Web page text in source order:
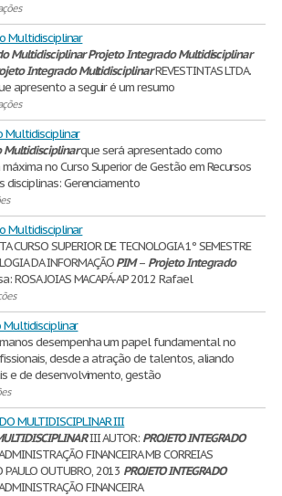
Multidisciplinar
Multidisciplinar ProjetoIntegrado Multidisciplinar
Integrado MultidisciplinarREVESTINTAS LTDA.
apresento a seguir é um resumo
Multidisciplinar
Multidisciplinarque será apresentado como
no Curso Superior de Gestão em Recursos
disciplinas: Gerenciamento
Multidisciplinar
CURSO SUPERIOR DE TECNOLOGIA 1º SEMESTRE
DA INFORMAÇÃOPIM– ProjetoIntegrado
ROSA JOIAS MACAPÁ-AP 2012 Rafael
Multidisciplinar
desempenha um papel fundamental no
desde a atração de talentos, aliando
e de desenvolvimento, gestão
MULTIDISCIPLINAR III
III AUTOR: PROJETOINTEGRADO
FINANCEIRA MB CORREIAS
OUTUBRO, 2013 PROJETOINTEGRADO
FINANCEIRA